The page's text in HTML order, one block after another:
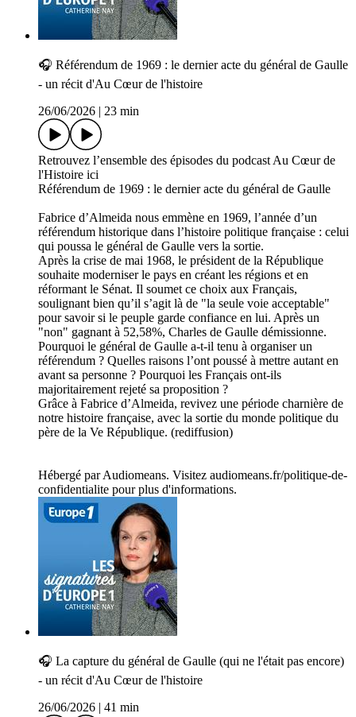
🎧 Référendum de 1969 : le dernier acte du général de Gaulle
- un récit d'Au Cœur de l'histoire
26/06/2026
23 min
Retrouvez l’ensemble des épisodes du podcast Au Cœur de
l'Histoire ici
Référendum de 1969 : le dernier acte du général de Gaulle
Fabrice d’Almeida nous emmène en 1969, l’année d’un
référendum historique dans l’histoire politique française : celui
qui poussa le général de Gaulle vers la sortie.
Après la crise de mai 1968, le président de la République
souhaite moderniser le pays en créant les régions et en
réformant le Sénat. Il soumet ce choix aux Français,
soulignant bien qu’il s’agit là de "la seule voie acceptable"
pour savoir si le peuple garde confiance en lui. Après un
"non" gagnant à 52,58%, Charles de Gaulle démissionne.
Pourquoi le général de Gaulle a-t-il tenu à organiser un
référendum ? Quelles raisons l’ont poussé à mettre autant en
avant sa personne ? Pourquoi les Français ont-ils
majoritairement rejeté sa proposition ?
Grâce à Fabrice d’Almeida, revivez une période charnière de
notre histoire française, avec la sortie du monde politique du
père de la Ve République. (rediffusion)
Hébergé par Audiomeans. Visitez audiomeans.fr/politique-de-
confidentialite pour plus d'informations.
🎧 La capture du général de Gaulle (qui ne l'était pas encore)
- un récit d'Au Cœur de l'histoire
26/06/2026
41 min